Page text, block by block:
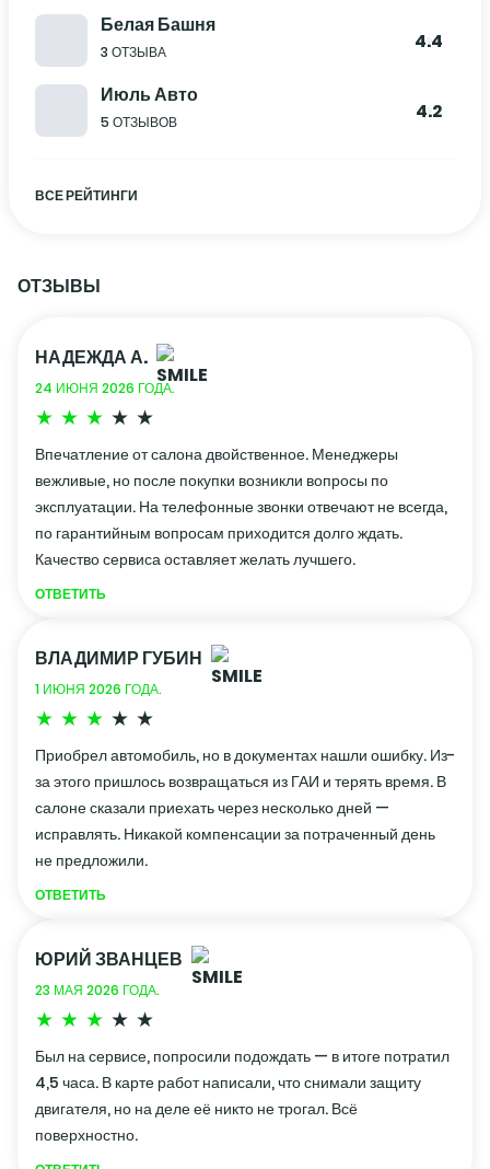
Белая Башня
3 ОТЗЫВА 4.4
Июль Авто
5 ОТЗЫВОВ 4.2
ВСЕ РЕЙТИНГИ
ОТЗЫВЫ
НАДЕЖДА А.
24 ИЮНЯ 2026 ГОДА.
Впечатление от салона двойственное. Менеджеры
вежливые, но после покупки возникли вопросы по
эксплуатации. На телефонные звонки отвечают не всегда,
по гарантийным вопросам приходится долго ждать.
Качество сервиса оставляет желать лучшего.
ОТВЕТИТЬ
ВЛАДИМИР ГУБИН
1 ИЮНЯ 2026 ГОДА.
Приобрел автомобиль, но в документах нашли ошибку. Из-
за этого пришлось возвращаться из ГАИ и терять время. В
салоне сказали приехать через несколько дней —
исправлять. Никакой компенсации за потраченный день
не предложили.
ОТВЕТИТЬ
ЮРИЙ ЗВАНЦЕВ
23 МАЯ 2026 ГОДА.
Был на сервисе, попросили подождать — в итоге потратил
4,5 часа. В карте работ написали, что снимали защиту
двигателя, но на деле её никто не трогал. Всё
поверхностно.